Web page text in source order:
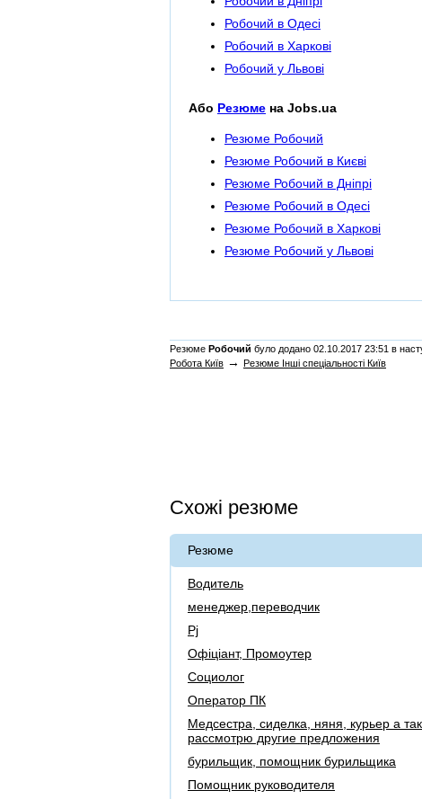
Робочий в Одесі
Робочий в Харкові
Робочий у Львові
Або Резюме на Jobs.ua
Резюме Робочий
Резюме Робочий в Києві
Резюме Робочий в Дніпрі
Резюме Робочий в Одесі
Резюме Робочий в Харкові
Резюме Робочий у Львові
Резюме Робочий було додано 02.10.2017 23:51 в
Робота Київ → Резюме Інші спеціальності Київ
Схожі резюме
Резюме
Водитель
менеджер,переводчик
Pj
Офіціант, Промоутер
Социолог
Оператор ПК
Медсестра, сиделка, няня, курьер а
рассмотрю другие предложения
бурильщик, помощник бурильщика
Помощник руководителя